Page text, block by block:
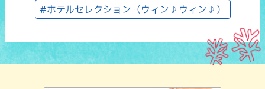
#ホテルセレクション（ウィン♪ウィン♪）